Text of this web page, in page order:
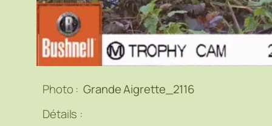
Photo :Grande Aigrette_2116
Détails :